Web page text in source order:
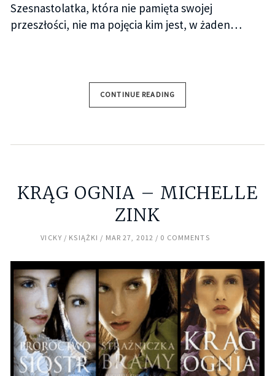
Szesnastolatka, która nie pamięta swojej
przeszłości, nie ma pojęcia kim jest, w żaden…
CONTINUE READING
KRĄG OGNIA – MICHELLE
ZINK
VICKY KSIĄŻKI MAR 27, 2012 0 COMMENTS